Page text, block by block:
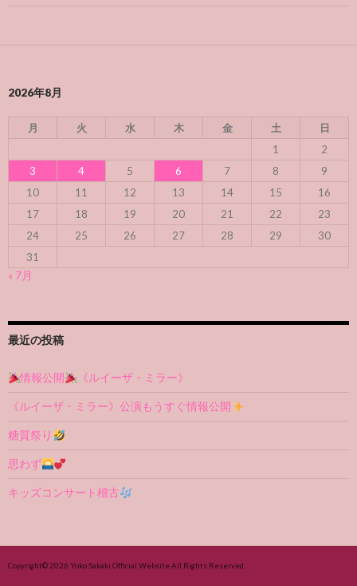
2026年8月
月 火 水 木 金 土
日
1
2
3
4 5 6 7 8
9
10
11 12 13 14 15
16
17
18 19 20 21 22
23
24
25 26 27 28 29
30
31
« 7月
最近の投稿
情報公開 《ルイーザ・ミラー》
《ルイーザ・ミラー》公演もうすぐ情報公開
糖質祭り
思わず
キッズコンサート稽古
Copyright© 2026 Yoko Sakaki Official WebsiteAll Rights Reserved.